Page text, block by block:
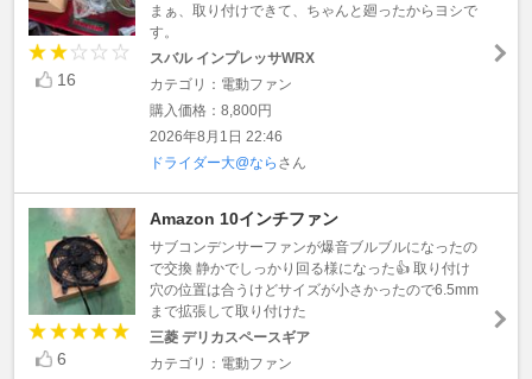
16
まぁ、取り付けできて、ちゃんと廻ったからヨシで
す。
スバル インプレッサWRX
カテゴリ：電動ファン
購入価格：8,800円
2026年8月1日 22:46
ドライダー大@なら さん
6
Amazon 10インチファン
サブコンデンサーファンが爆音ブルブルになったの
で交換 静かでしっかり回る様になった👍 取り付け
穴の位置は合うけどサイズが小さかったので6.5mm
まで拡張して取り付けた
三菱 デリカスペースギア
カテゴリ：電動ファン